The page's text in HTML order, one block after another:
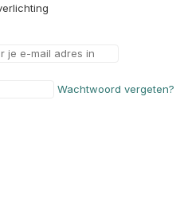
Wachtwoord vergeten?